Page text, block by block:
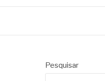
Pesquisar